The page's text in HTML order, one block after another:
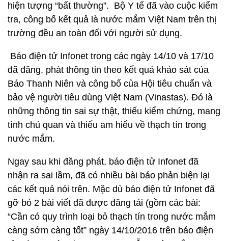
hiện tượng “bất thường”. Bộ Y tế đã vào cuộc kiểm
tra, công bố kết quả là nước mắm Việt Nam trên thị
trường đều an toàn đối với người sử dụng.
Báo điện tử Infonet trong các ngày 14/10 và 17/10
đã đăng, phát thông tin theo kết quả khảo sát của
Báo Thanh Niên và công bố của Hội tiêu chuẩn và
bảo vệ người tiêu dùng Việt Nam (Vinastas). Đó là
những thông tin sai sự thật, thiếu kiểm chứng, mang
tính chủ quan và thiếu am hiểu về thạch tín trong
nước mắm.
Ngay sau khi đăng phát, báo điện tử Infonet đã
nhận ra sai lầm, đã có nhiều bài báo phản biện lại
các kết quả nói trên. Mặc dù báo điện tử Infonet đã
gỡ bỏ 2 bài viết đã được đăng tải (gồm các bài:
“Cần có quy trình loại bỏ thạch tín trong nước mắm
càng sớm càng tốt” ngày 14/10/2016 trên báo điện